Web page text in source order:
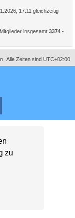
zu
17:11 gleichzeitig
insgesamt 3374 •
Alle Zeiten sind UTC+02:00